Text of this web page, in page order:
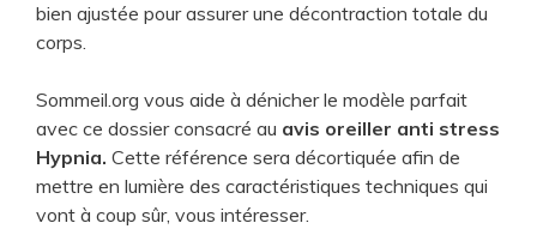
bien ajustée pour assurer une décontraction totale du
corps.
Sommeil.org vous aide à dénicher le modèle parfait
avec ce dossier consacré au avis oreiller anti stress
Hypnia. Cette référence sera décortiquée afin de
mettre en lumière des caractéristiques techniques qui
vont à coup sûr, vous intéresser.